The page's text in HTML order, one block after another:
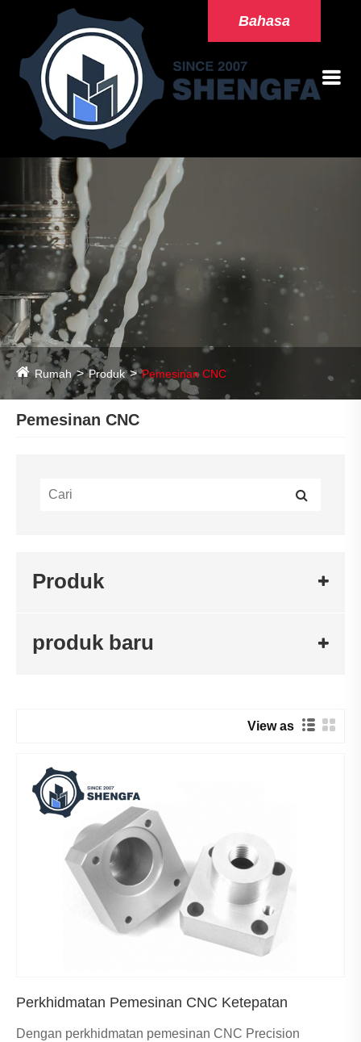
Bahasa
Rumah Produk Pemesinan CNC
Pemesinan CNC
Produk
produk baru
View as
Perkhidmatan Pemesinan CNC Ketepatan
Dengan perkhidmatan pemesinan CNC Precision